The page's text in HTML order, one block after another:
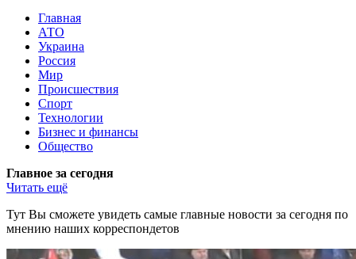
Главная
АТО
Украина
Россия
Мир
Происшествия
Спорт
Технологии
Бизнес и финансы
Общество
Главное за сегодня
Читать ещё
Тут Вы сможете увидеть самые главные новости за сегодня по
мнению наших корреспондетов